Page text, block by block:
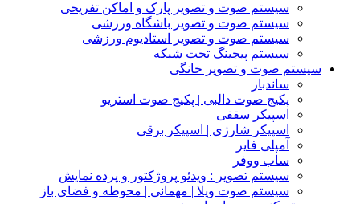
سیستم صوت و تصویر پارک و اماکن تفریحی
سیستم صوت و تصویر باشگاه ورزشی
سیستم صوت و تصویر استادیوم ورزشی
سیستم پیجینگ تحت شبکه
سیستم صوت و تصویر خانگی
ساندبار
پکیج صوت دالبی | پکیج صوت استریو
اسپیکر سقفی
اسپیکر شارژی | اسپیکر برقی
آمپلی فایر
ساب ووفر
سیستم تصویر : ویدئو پروژکتور و پرده نمایش
سیستم صوت ویلا | مهمانی | محوطه و فضای باز